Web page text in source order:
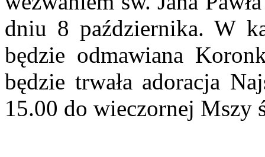
dniu 8 października. W
będzie odmawiana
będzie trwała adoracja
15.00 do wieczornej Mszy